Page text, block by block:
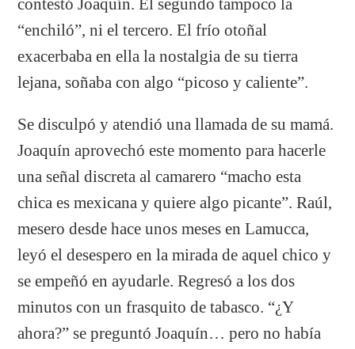
“enchiló”, ni el tercero. El frío otoñal
exacerbaba en ella la nostalgia de su tierra
lejana, soñaba con algo “picoso y caliente”.
Se disculpó y atendió una llamada de su mamá.
Joaquín aprovechó este momento para hacerle
una señal discreta al camarero “macho esta
chica es mexicana y quiere algo picante”. Raúl,
mesero desde hace unos meses en Lamucca,
leyó el desespero en la mirada de aquel chico y
se empeñó en ayudarle. Regresó a los dos
minutos con un frasquito de tabasco. “¿Y
ahora?” se preguntó Joaquín… pero no había